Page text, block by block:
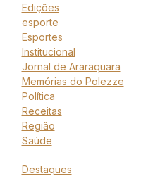
Edições
esporte
Esportes
Institucional
Jornal de Araraquara
Memórias do Polezze
Política
Receitas
Região
Saúde
Destaques